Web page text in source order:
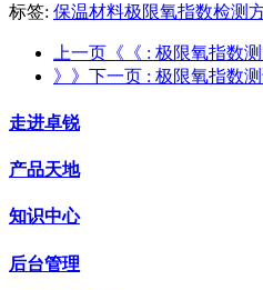
标签: 保温材料极限氧指数检测
上一页《《 : 极限氧指数
》》下一页 : 极限氧指数
走进卓锐
产品天地
知识中心
后台管理